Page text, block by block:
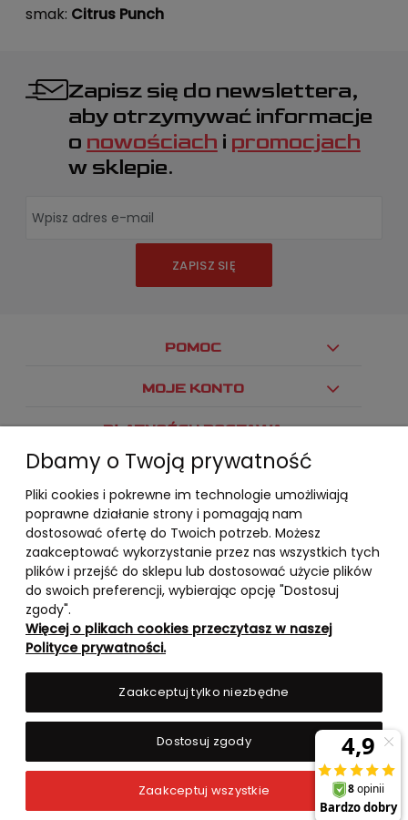
smak: Citrus Punch
Zapisz się do newslettera,
aby otrzymywać informacje
o nowościach i promocjach
w sklepie.
ZAPISZ SIĘ
POMOC
MOJE KONTO
PŁATNOŚCI I DOSTAWA
INFORMACJE
O NAS
Pokaż pełną wersję strony
Dbamy o Twoją prywatność
Pliki cookies i pokrewne im technologie umożliwiają
poprawne działanie strony i pomagają nam
dostosować ofertę do Twoich potrzeb. Możesz
zaakceptować wykorzystanie przez nas wszystkich tych
plików i przejść do sklepu lub dostosować użycie plików
do swoich preferencji, wybierając opcję "Dostosuj
zgody".
Więcej o plikach cookies przeczytasz w naszej
Polityce prywatności.
Zaakceptuj tylko niezbędne
Dostosuj zgody
Zaakceptuj wszystkie